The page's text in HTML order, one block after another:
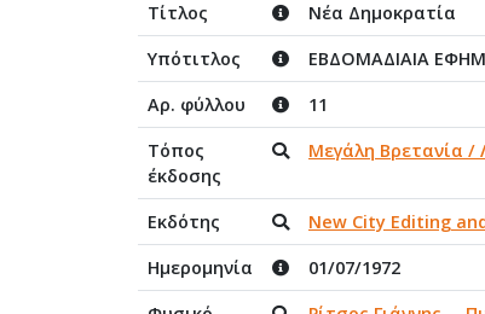
Τίτλος
Νέα Δημοκρατία
Υπότιτλος
ΕΒΔΟΜΑΔΙΑΙΑ
Αρ. φύλλου
11
Τόπος
έκδοσης
Μεγάλη Βρετανία /
Εκδότης
New City Editing
Ημερομηνία
01/07/1972